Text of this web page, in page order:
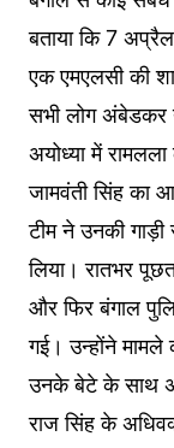
बताया कि 7
एक एमएलसी की
सभी लोग अंबेडकर
अयोध्या में
जामवंती सिंह का
टीम ने उनकी
लिया। रातभर
और फिर बंगाल
गई। उन्होंने
उनके बेटे के साथ
राज सिंह के